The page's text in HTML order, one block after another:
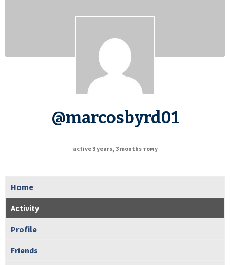
@marcosbyrd01
active 3 years, 3 months тому
Home
Activity
Profile
Friends